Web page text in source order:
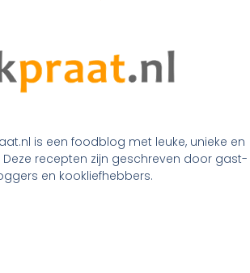
is een foodblog met leuke, unieke en
recepten zijn geschreven door gast-
en kookliefhebbers.